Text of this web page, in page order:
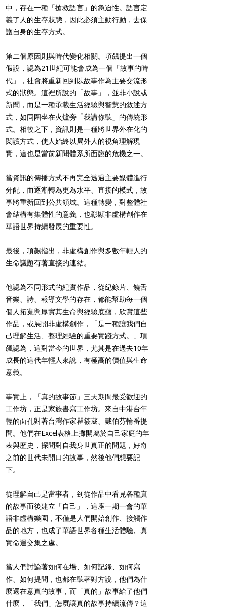
中，存在一種「搶救語言」的急迫性。語言定
義了人的生存狀態，因此必須主動行動，去保
護自身的生存方式。
第二個原因則與時代變化相關。項飆提出一個
假設，認為21世紀可能會成為一個「故事的時
代」，社會將重新回到以故事作為主要交流形
式的狀態。這裡所說的「故事」，並非小說或
新聞，而是一種承載生活經驗與智慧的敘述方
式，如同圍坐在火爐旁「我講你聽」的傳統形
式。相較之下，資訊則是一種將世界外在化的
閱讀方式，使人始終以局外人的視角理解現
實，這也是當前新聞體系所面臨的危機之一。
當資訊的傳播方式不再完全透過主要媒體進行
分配，而逐漸轉為更為水平、直接的模式，故
事將重新回到公共領域。這種轉變，對整體社
會結構有集體性的意義，也彰顯非虛構創作在
華語世界持續發展的重要性。
最後，項飆指出，非虛構創作與多數年輕人的
生命議題有著直接的連結。
他認為不同形式的紀實作品，從紀錄片、饒舌
音樂、詩、報導文學的存在，都能幫助每一個
個人拓寬與厚實其生命與經驗底蘊，欣賞這些
作品，或展開非虛構創作，「是一種讓我們自
己理解生活、整理經驗的重要實踐方式。」項
飆認為，這對當今的世界，尤其是在過去10年
成長的這代年輕人來說，有極高的價值與生命
意義。
事實上，「真的故事節」三天期間最受歡迎的
工作坊，正是家族書寫工作坊。來自中港台年
輕的面孔對著台灣作家瞿筱葳、戴伯芬輪番提
問。他們在Excel表格上攤開屬於自己家庭的年
表與歷史，探問對自我身世真正的問題，好奇
之前的世代未開口的故事，然後他們想要記
下。
從理解自己是當事者，到從作品中看見各種真
的故事而後建立「自己」，這座一期一會的華
語非虛構樂園，不僅是人們開始創作、接觸作
品的地方，也成了華語世界各種生活體驗、真
實命運交集之處。
當人們討論著如何在場、如何記錄、如何寫
作、如何提問，也都在聽著對方說，他們為什
麼還在意真的故事，而「真的」故事給了他們
什麼，「我們」怎麼讓真的故事持續流傳？這